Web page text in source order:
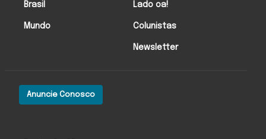
Anuncie Conosco
Brasil
Mundo
Lado oa!
Colunistas
Newsletter